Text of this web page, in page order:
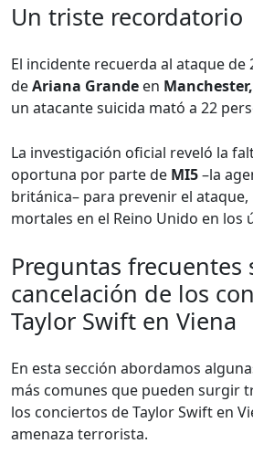
Un triste recordatorio
El incidente recuerda al ataque de
deAriana Grande en
un atacante suicida mató a 22
La investigación oficial reveló la
oportuna por parte de MI5–la
británica– para prevenir el ataque,
mortales en el Reino Unido en los
Preguntas frecuentes
cancelación de los
Taylor Swift en Viena
En esta sección abordamos
más comunes que pueden surgir
los conciertos de Taylor Swift en
amenaza terrorista.